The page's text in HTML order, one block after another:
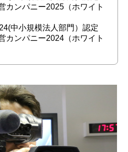
カンパニー2025（ホワイト
中小規模法人部門）認定
カンパニー2024（ホワイト